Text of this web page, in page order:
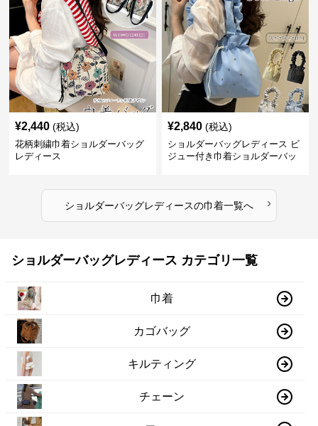
¥2,440 (税込)
花柄刺繍巾着ショルダーバッグ
レディース
¥2,840 (税込)
ショルダーバッグレディース ビ
ジュー付き巾着ショルダーバッ
ショルダーバッグレディースの巾着一覧へ ›
ショルダーバッグレディース カテゴリ一覧
巾着
カゴバッグ
キルティング
チェーン